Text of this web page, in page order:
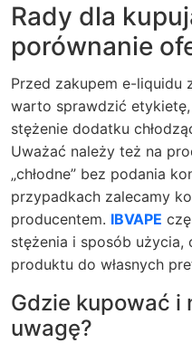
Rady dla
porównanie
Przed zakupem e-liquidu
warto sprawdzić
stężenie dodatku
Uważać należy też na
„chłodne” bez podania
przypadkach zalecamy
producentem. IBVAPE
stężenia i sposób użycia,
produktu do własnych
Gdzie kupować i
uwagę?